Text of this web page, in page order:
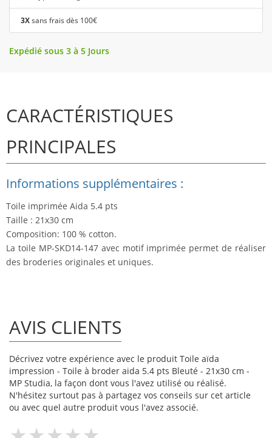
3Xsans frais dès 100€
Expédié sous 3 à 5 Jours
CARACTÉRISTIQUES
PRINCIPALES
Informations supplémentaires :
Toile imprimée Aida 5.4 pts
Taille : 21x30 cm
Composition: 100 % cotton.
La toile MP-SKD14-147 avec motif imprimée permet de réaliser
des broderies originales et uniques.
AVIS CLIENTS
Décrivez votre expérience avec le produit Toile aïda
impression - Toile à broder aida 5.4 pts Bleuté - 21x30 cm -
MP Studia, la façon dont vous l'avez utilisé ou réalisé.
N'hésitez surtout pas à partagez vos conseils sur cet article
ou avec quel autre produit vous l'avez associé.